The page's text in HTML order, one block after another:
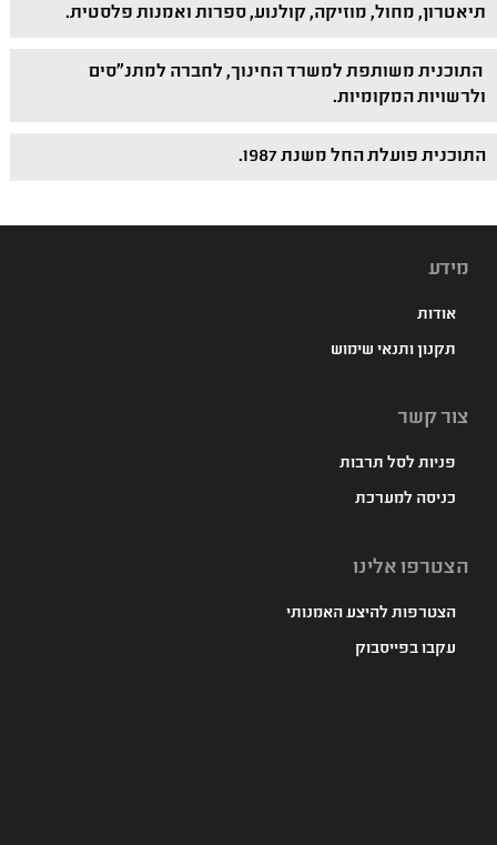
תיאטרון, מחול, מוזיקה, קולנוע, ספרות ואמנות פלסטית.
התוכנית משותפת למשרד החינוך, לחברה למתנ"סים
ולרשויות המקומיות.
התוכנית פועלת החל משנת 1987.
מידע
אודות
תקנון ותנאי שימוש
צור קשר
פניות לסל תרבות
כניסה למערכת
הצטרפו אלינו
הצטרפות להיצע האמנותי
עקבו בפייסבוק